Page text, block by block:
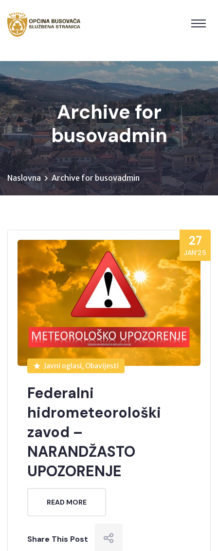
Archive for
busovadmin
Naslovna Archive for busovadmin
27
JAN’25
Javni oglasi, Obavijesti
Federalni
hidrometeorološki
zavod –
NARANDŽASTO
UPOZORENJE
READ MORE
Share This Post